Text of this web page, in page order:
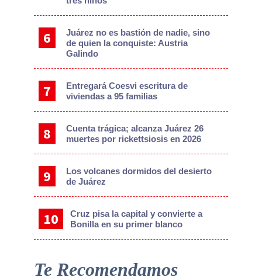
Juárez no es bastión de nadie, sino
de quien la conquiste: Austria
Galindo
Entregará Coesvi escritura de
viviendas a 95 familias
Cuenta trágica; alcanza Juárez 26
muertes por rickettsiosis en 2026
Los volcanes dormidos del desierto
de Juárez
Cruz pisa la capital y convierte a
Bonilla en su primer blanco
Te Recomendamos